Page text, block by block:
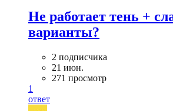
Не работает тень +
варианты?
2 подписчика
21 июн.
271 просмотр
1
ответ